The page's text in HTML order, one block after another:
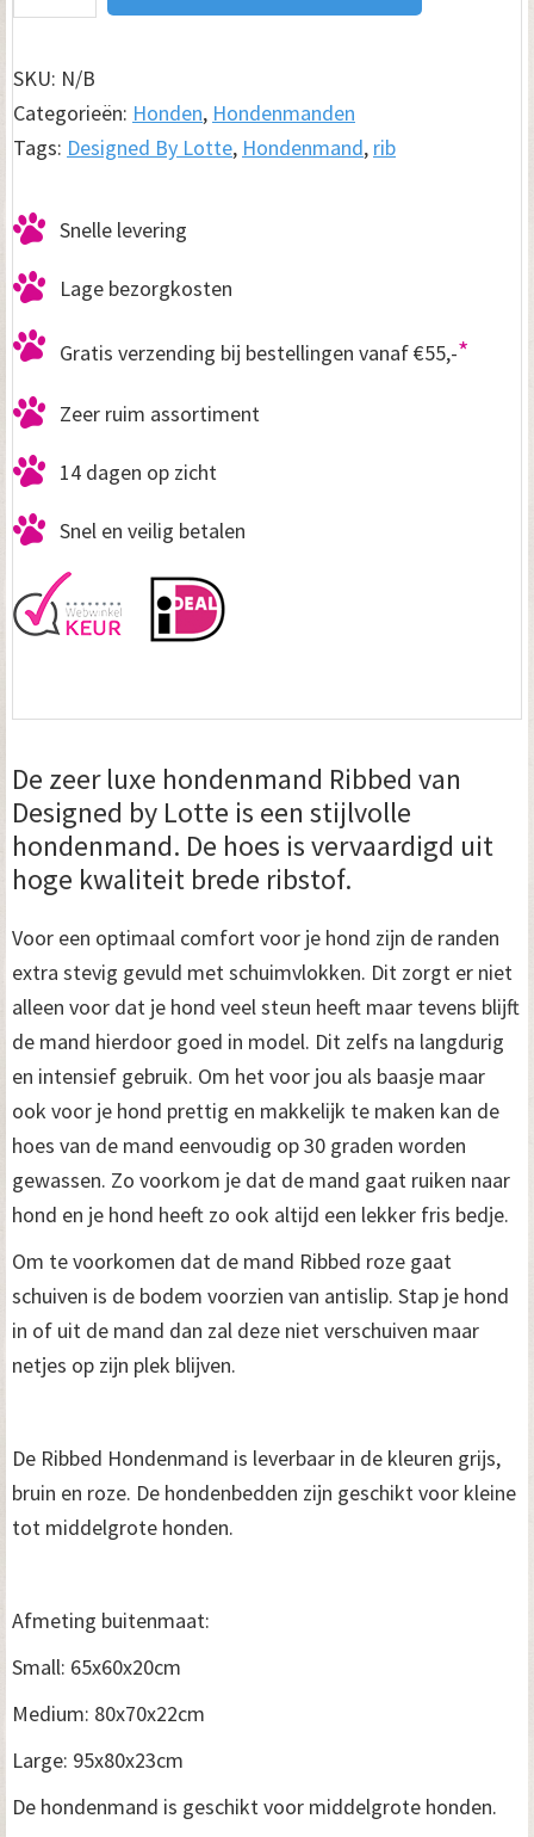
Hondenmand
Ribbed
aantal
SKU: N/B
Categorieën: Honden, Hondenmanden
Tags: Designed By Lotte, Hondenmand, rib
Snelle levering
Lage bezorgkosten
Gratis verzending bij bestellingen vanaf €55,-*
Zeer ruim assortiment
14 dagen op zicht
Snel en veilig betalen
De zeer luxe hondenmand Ribbed van
Designed by Lotte is een stijlvolle
hondenmand. De hoes is vervaardigd uit
hoge kwaliteit brede ribstof.
Voor een optimaal comfort voor je hond zijn de randen
extra stevig gevuld met schuimvlokken. Dit zorgt er niet
alleen voor dat je hond veel steun heeft maar tevens blijft
de mand hierdoor goed in model. Dit zelfs na langdurig
en intensief gebruik. Om het voor jou als baasje maar
ook voor je hond prettig en makkelijk te maken kan de
hoes van de mand eenvoudig op 30 graden worden
gewassen. Zo voorkom je dat de mand gaat ruiken naar
hond en je hond heeft zo ook altijd een lekker fris bedje.
Om te voorkomen dat de mand Ribbed roze gaat
schuiven is de bodem voorzien van antislip. Stap je hond
in of uit de mand dan zal deze niet verschuiven maar
netjes op zijn plek blijven.
De Ribbed Hondenmand is leverbaar in de kleuren grijs,
bruin en roze. De hondenbedden zijn geschikt voor kleine
tot middelgrote honden.
Afmeting buitenmaat:
Small: 65x60x20cm
Medium: 80x70x22cm
Large: 95x80x23cm
De hondenmand is geschikt voor middelgrote honden.